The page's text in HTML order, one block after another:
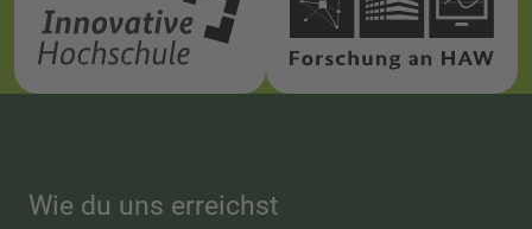
Wie du uns erreichst